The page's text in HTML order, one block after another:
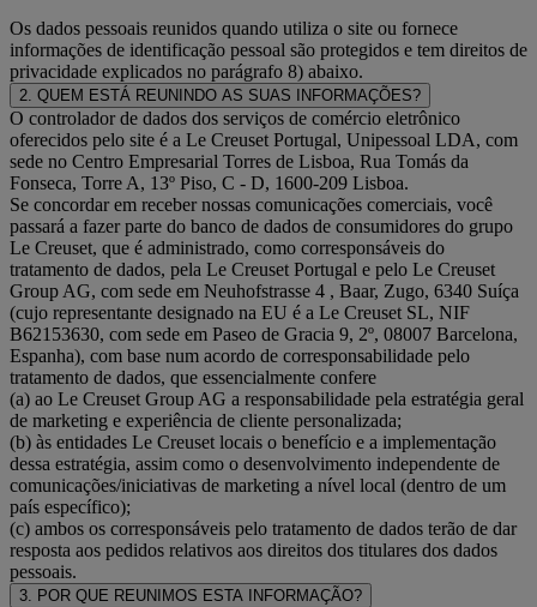
Os dados pessoais reunidos quando utiliza o site ou fornece
informações de identificação pessoal são protegidos e tem direitos de
privacidade explicados no parágrafo 8) abaixo.
2. QUEM ESTÁ REUNINDO AS SUAS INFORMAÇÕES?
O controlador de dados dos serviços de comércio eletrônico
oferecidos pelo site é a Le Creuset Portugal, Unipessoal LDA, com
sede no Centro Empresarial Torres de Lisboa, Rua Tomás da
Fonseca, Torre A, 13º Piso, C - D, 1600-209 Lisboa.
Se concordar em receber nossas comunicações comerciais, você
passará a fazer parte do banco de dados de consumidores do grupo
Le Creuset, que é administrado, como corresponsáveis do
tratamento de dados, pela Le Creuset Portugal e pelo Le Creuset
Group AG, com sede em Neuhofstrasse 4 , Baar, Zugo, 6340 Suíça
(cujo representante designado na EU é a Le Creuset SL, NIF
B62153630, com sede em Paseo de Gracia 9, 2º, 08007 Barcelona,
Espanha), com base num acordo de corresponsabilidade pelo
tratamento de dados, que essencialmente confere
(a) ao Le Creuset Group AG a responsabilidade pela estratégia geral
de marketing e experiência de cliente personalizada;
(b) às entidades Le Creuset locais o benefício e a implementação
dessa estratégia, assim como o desenvolvimento independente de
comunicações/iniciativas de marketing a nível local (dentro de um
país específico);
(c) ambos os corresponsáveis pelo tratamento de dados terão de dar
resposta aos pedidos relativos aos direitos dos titulares dos dados
pessoais.
3. POR QUE REUNIMOS ESTA INFORMAÇÃO?